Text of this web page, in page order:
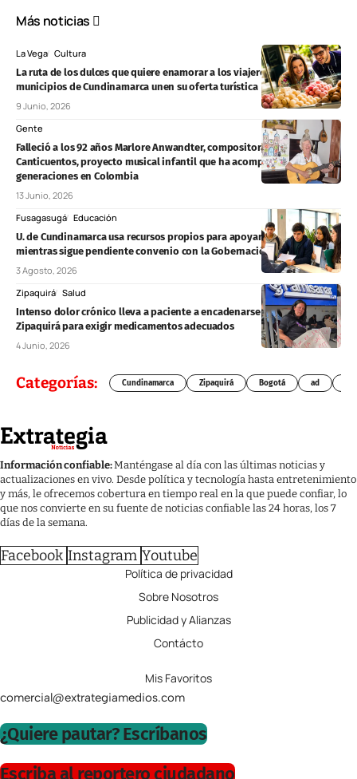
Más noticias
La Vega Cultura
La ruta de los dulces que quiere enamorar a los viajeros: ocho
municipios de Cundinamarca unen su oferta turística
9 Junio, 2026
Gente
Falleció a los 92 años Marlore Anwandter, compositora y creadora de
Canticuentos, proyecto musical infantil que ha acompañado a tres
generaciones en Colombia
13 Junio, 2026
Fusagasugá Educación
U. de Cundinamarca usa recursos propios para apoyar matrículas
mientras sigue pendiente convenio con la Gobernación
3 Agosto, 2026
Zipaquirá Salud
Intenso dolor crónico lleva a paciente a encadenarse en Famisanar
Zipaquirá para exigir medicamentos adecuados
4 Junio, 2026
Categorías: Cundinamarca Zipaquirá Bogotá ad
Información confiable:Manténgase al día con las últimas noticias y
actualizaciones en vivo. Desde política y tecnología hasta entretenimiento
y más, le ofrecemos cobertura en tiempo real en la que puede confiar, lo
que nos convierte en su fuente de noticias confiable las 24 horas, los 7
días de la semana.
Facebook Instagram Youtube
Política de privacidad
Sobre Nosotros
Publicidad y Alianzas
Contácto
Mis Favoritos
comercial@extrategiamedios.com
¿Quiere pautar? Escríbanos
Escriba al reportero ciudadano